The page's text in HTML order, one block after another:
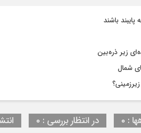
باشند
زیر ذره‌بین
شمال
: 0 در انتظار بررسی : 0